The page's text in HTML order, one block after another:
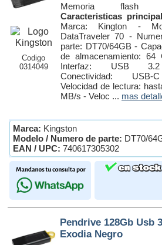
Codigo
0314049
Memoria flash
Caracteristicas
Marca: Kington -
DataTraveler 70 -
parte: DT70/64GB -
de almacenamiento: 64
Interfaz: USB
Conectividad:
Velocidad de lectura:
MB/s - Veloc ... mas
Marca: Kingston
Modelo / Numero de parte: DT70/
EAN / UPC: 740617305302
Pendrive 128Gb Usb
Exodia Negro